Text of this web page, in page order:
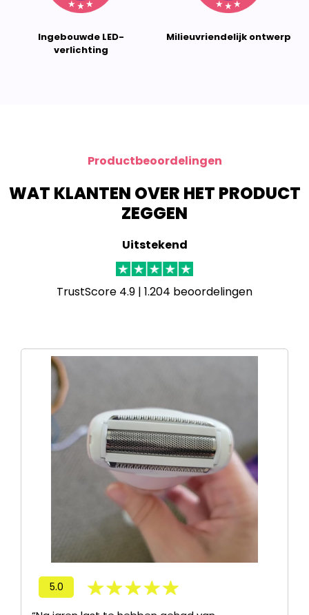
Ingebouwde LED-
verlichting
Milieuvriendelijk ontwerp
Productbeoordelingen
WAT KLANTEN OVER HET PRODUCT
ZEGGEN
Uitstekend
TrustScore 4.9 | 1.204 beoordelingen
5.0